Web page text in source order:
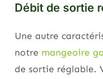
Débit de sortie
Une autre
notre mangeoire
de sortie réglable.